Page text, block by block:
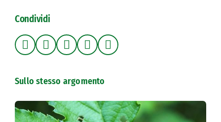
Condividi
Sullo stesso argomento